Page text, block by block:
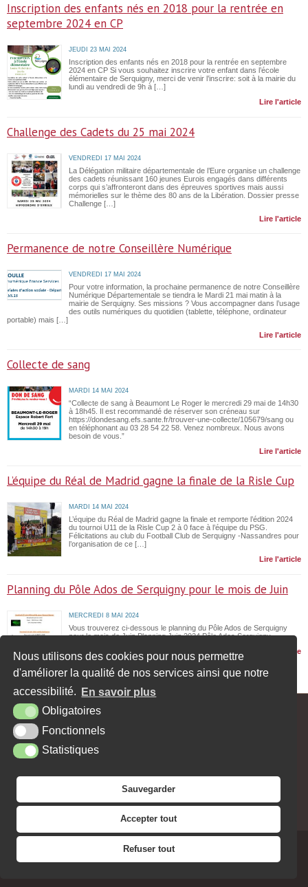
Nous utilisons des cookies pour nous permettre
d'améliorer la qualité de nos services ainsi que notre
accessibilité.
En savoir plus
Obligatoires
Fonctionnels
Statistiques
Sauvegarder
Accepter tout
Refuser tout
Inscription des enfants nés en 2018 pour la rentrée en
septembre 2024 en CP
JEUDI 23 MAI 2024
Inscription des enfants nés en 2018 pour la rentrée en septembre
2024 en CP Si vous souhaitez inscrire votre enfant dans l’école
élémentaire de Serquigny, merci de venir l’inscrire: soit à la mairie du
lundi au vendredi de 9h à […]
Lire l'article
Challenge des Cadets du 25 mai 2024
VENDREDI 17 MAI 2024
La Délégation militaire départementale de l’Eure organise un challenge
des cadets réunissant 160 jeunes Eurois engagés dans différents
corps qui s’affronteront dans des épreuves sportives mais aussi
mémorielles sur le thème des 80 ans de la Libération. Dossier presse
Challenge […]
Lire l'article
Permanence de notre Conseillère Numérique
VENDREDI 17 MAI 2024
Pour votre information, la prochaine permanence de notre Conseillère
Numérique Départementale se tiendra le Mardi 21 mai matin à la
mairie de Serquigny. Ses missions ? Vous accompagner dans l’usage
des outils numériques du quotidien (tablette, téléphone, ordinateur
portable) mais […]
Lire l'article
Collecte de sang
MARDI 14 MAI 2024
“Collecte de sang à Beaumont Le Roger le mercredi 29 mai de 14h30
à 18h45. Il est recommandé de réserver son créneau sur
https://dondesang.efs.sante.fr/trouver-une-collecte/105679/sang ou
en téléphonant au 03 28 54 22 58. Venez nombreux. Nous avons
besoin de vous.”
Lire l'article
L’équipe du Réal de Madrid gagne la finale de la Risle Cup
MARDI 14 MAI 2024
L’équipe du Réal de Madrid gagne la finale et remporte l’édition 2024
du tournoi U11 de la Risle Cup 2 à 0 face à l’équipe du PSG.
Félicitations au club du Football Club de Serquigny -Nassandres pour
l’organisation de ce […]
Lire l'article
Planning du Pôle Ados de Serquigny pour le mois de Juin
MERCREDI 8 MAI 2024
Vous trouverez ci-dessous le planning du Pôle Ados de Serquigny
pour le mois de Juin Planning Juin 2024 Pôle Ados Serquigny
Lire l'article
« Page précédente
MAIRIE - 62, RUE MAX CARPENTIER - 27470 SERQUIGNY
Tél. : 02 32 44 10 15
PLAN DU SITE MENTIONS LÉGALES
JE SOUHAITE RECEVOIR LA NEWSLETTER